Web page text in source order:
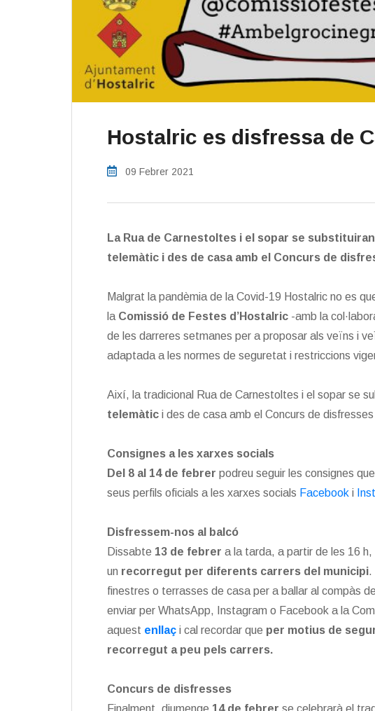
Hostalric es disfressa de
09 Febrer 2021
La Rua de Carnestoltes i el sopar se
telemàtic i des de casa amb el Concurs de
Malgrat la pandèmia de la Covid-19 Hostalric no es
la Comissió de Festes d’Hostalric -amb la
de les darreres setmanes per a proposar als veïns i
adaptada a les normes de seguretat i restriccions
Així, la tradicional Rua de Carnestoltes i el sopar se
telemàtic i des de casa amb el Concurs de
Consignes a les xarxes socials
Del 8 al 14 de febrer podreu seguir les consignes
seus perfils oficials a les xarxes socials Facebook i
Disfressem-nos al balcó
Dissabte 13 de febrer a la tarda, a partir de les 16
un recorregut per diferents carrers del municipi.
finestres o terrasses de casa per a ballar al compàs
enviar per WhatsApp, Instagram o Facebook a la
aquest enllaç i cal recordar que per motius de
recorregut a peu pels carrers.
Concurs de disfresses
Finalment, diumenge 14 de febrer se celebrarà el